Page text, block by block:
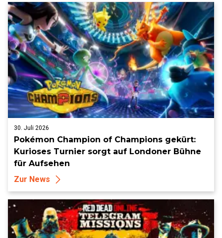
30. Juli 2026
Pokémon Champion of Champions gekürt:
Kurioses Turnier sorgt auf Londoner Bühne
für Aufsehen
Zur News